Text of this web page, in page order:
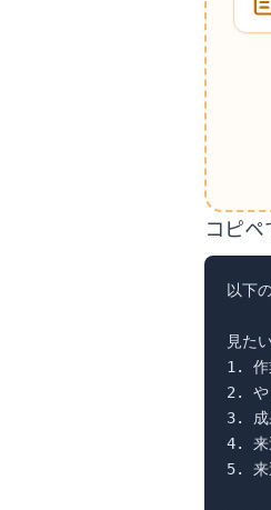
コピ
以下
見た
1. 作
2. や
3. 成
4. 来
5. 来